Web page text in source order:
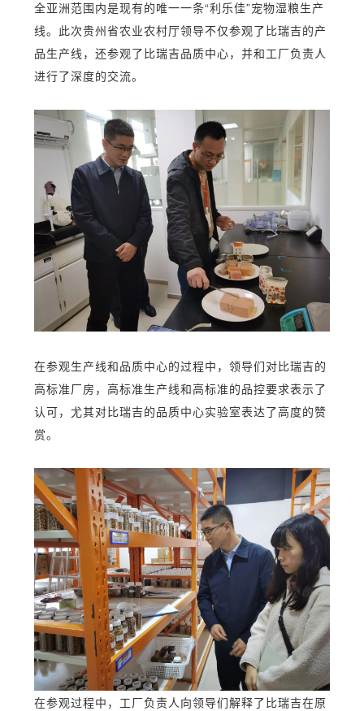
全亚洲范围内是现有的唯一一条“利乐佳”宠物湿粮生产
线。 此次贵州省农业农村厅领导不仅参观了比瑞吉的产
品生产线，还参观了比瑞吉品质中心，并和工厂负责人
进行了深度的交流。
在参观生产线和品质中心的过程中，领导们对比瑞吉的
高标准厂房，高标准生产线和高标准的品控要求表示了
认可，尤其对比瑞吉的品质中心实验室表达了高度的赞
赏。
在参观过程中 ，工厂负责人向领导们解释了比瑞吉在原